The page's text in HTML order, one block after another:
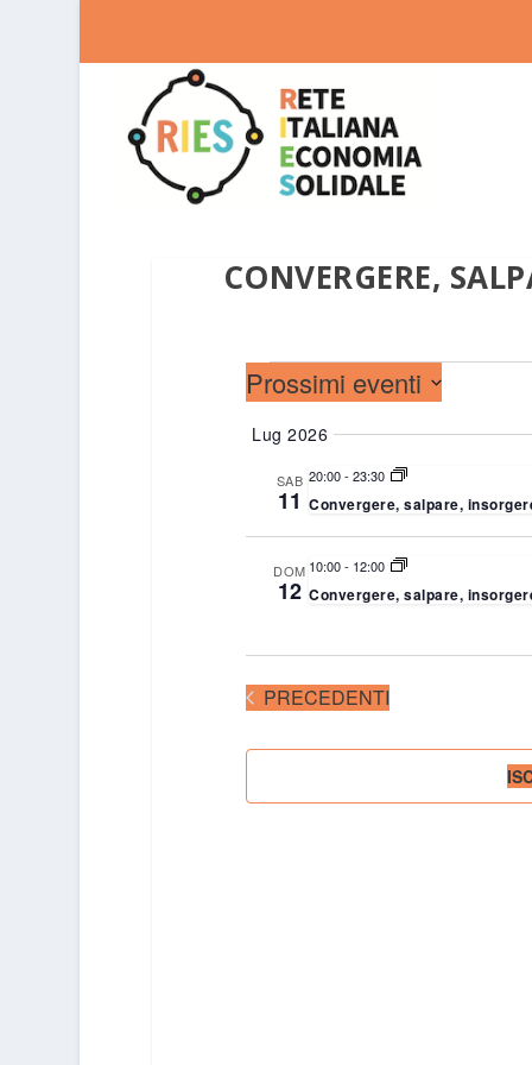
CONVERGERE,
EVENTI
Prossimi eventi
date.
Lug 2026
SAB
11
20:00-23:30
Convergere, salpare,
DOM
12
10:00- 12:00
Convergere, salpare,
EVENTI
PRECEDENTI